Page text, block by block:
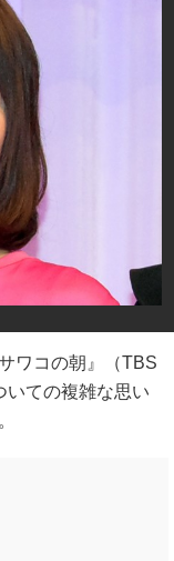
ワコの朝』（TBS
いての複雑な思い